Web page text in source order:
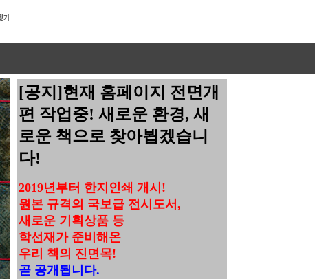
[공지]현재 홈페이지 전면개
편 작업중! 새로운 환경, 새
로운 책으로 찾아뵙겠습니
다!
2019년부터 한지인쇄 개시!
원본 규격의 국보급 전시도서,
새로운 기획상품 등
학선재가 준비해온
우리 책의 진면목!
곧 공개됩니다.